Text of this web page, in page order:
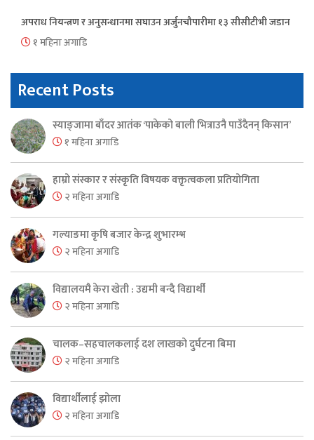
अपराध नियन्त्रण र अनुसन्धानमा सघाउन अर्जुनचौपारीमा १३ सीसीटीभी जडान
१ महिना अगाडि
Recent Posts
स्याङ्जामा बाँदर आतंक ‘पाकेको बाली भित्राउनै पाउँदैनन् किसान’
१ महिना अगाडि
हाम्रो संस्कार र संस्कृति विषयक वक्तृत्वकला प्रतियोगिता
२ महिना अगाडि
गल्याङमा कृषि बजार केन्द्र शुभारम्भ
२ महिना अगाडि
विद्यालयमै केरा खेती : उद्यमी बन्दै विद्यार्थी
२ महिना अगाडि
चालक–सहचालकलाई दश लाखको दुर्घटना बिमा
२ महिना अगाडि
विद्यार्थीलाई झोला
२ महिना अगाडि